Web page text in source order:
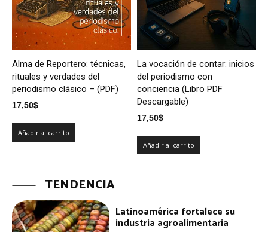
Alma de Reportero: técnicas,
rituales y verdades del
periodismo clásico – (PDF)
17,50$
Añadir al carrito
La vocación de contar: inicios
del periodismo con
conciencia (Libro PDF
Descargable)
17,50$
Añadir al carrito
TENDENCIA
Latinoamérica fortalece su
industria agroalimentaria